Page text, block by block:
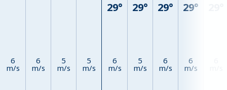
6
m/s
6
m/s
5
m/s
5
m/s
29°
6
m/s
29°
5
m/s
29°
6
m/s
29°
6
m/s